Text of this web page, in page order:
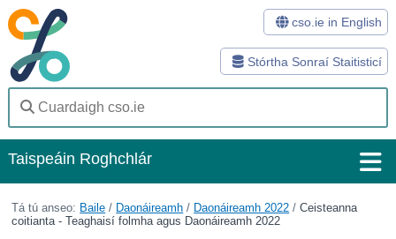
Stórtha Sonraí Staitisticí
cso.ie in English
Taispeáin Roghchlár
Baile
Tá tú anseo: Baile / Daonáireamh / Daonáireamh 2022 /Ceisteanna
coitianta - Teaghaisí folmha agus Daonáireamh 2022